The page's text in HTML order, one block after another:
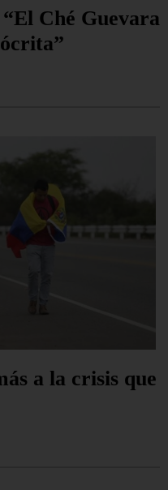
Ché Guevara
a la crisis que